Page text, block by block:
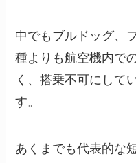
中でもブルドッグ、
種よりも航空機内で
く、搭乗不可にして
す。
あくまでも代表的な